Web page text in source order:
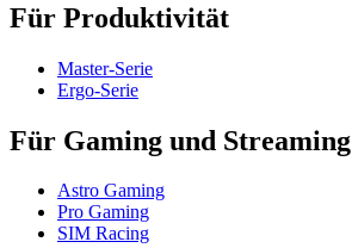
Für Produktivität
Master-Serie
Ergo-Serie
Für Gaming und Streaming
Astro Gaming
Pro Gaming
SIM Racing